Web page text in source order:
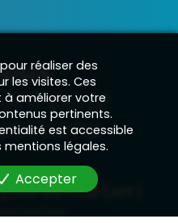
pour
du Froid (AFF)
réaliser des
les visites. Ces
améliorer votre
pertinents.
est accessible
légales.
Accepter